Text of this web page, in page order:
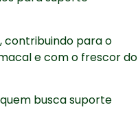
contribuindo para o
e com o frescor do
busca suporte